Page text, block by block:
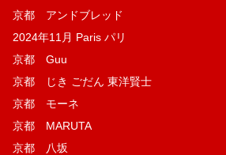
京都 アンドブレッド
2024年11月 Paris パリ
京都 Guu
京都 じき ごだん 東洋賢士
京都 モーネ
京都 MARUTA
京都 八坂